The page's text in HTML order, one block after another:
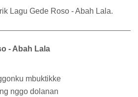
Lagu Gede Roso - Abah Lala.
- Abah Lala
mbuktikke
nggo dolanan